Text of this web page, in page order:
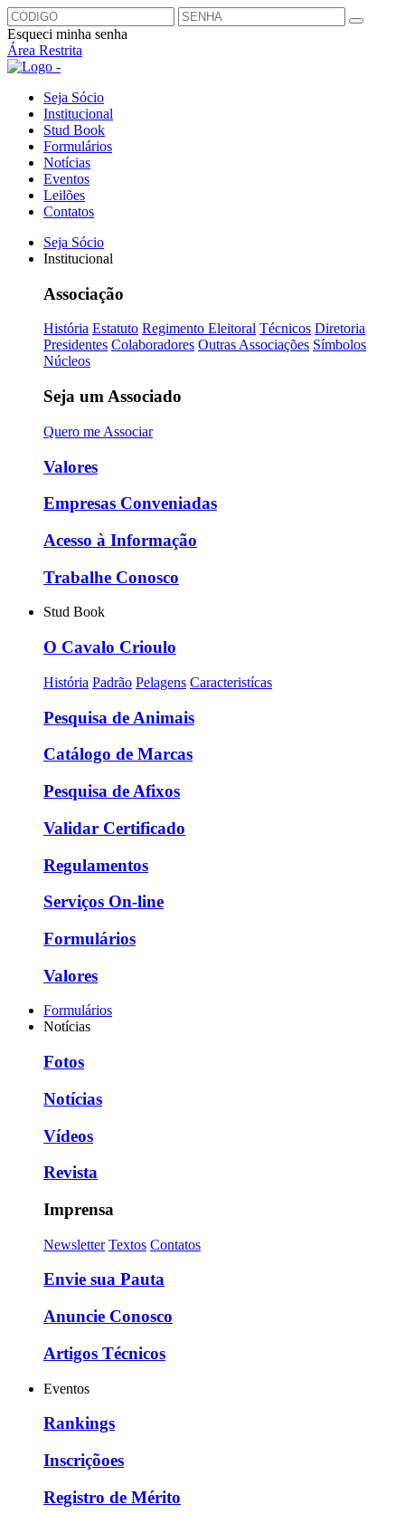
Esqueci minha senha
Área Restrita
Seja Sócio
Institucional
Stud Book
Formulários
Notícias
Eventos
Leilões
Contatos
Seja Sócio
Institucional
Associação
História Estatuto Regimento Eleitoral Técnicos Diretoria
Presidentes Colaboradores Outras Associações Símbolos
Núcleos
Seja um Associado
Quero me Associar
Valores
Empresas Conveniadas
Acesso à Informação
Trabalhe Conosco
Stud Book
O Cavalo Crioulo
História Padrão Pelagens Caracteristícas
Pesquisa de Animais
Catálogo de Marcas
Pesquisa de Afixos
Validar Certificado
Regulamentos
Serviços On-line
Formulários
Valores
Formulários
Notícias
Fotos
Notícias
Vídeos
Revista
Imprensa
Newsletter Textos Contatos
Envie sua Pauta
Anuncie Conosco
Artigos Técnicos
Eventos
Rankings
Inscriçõoes
Registro de Mérito